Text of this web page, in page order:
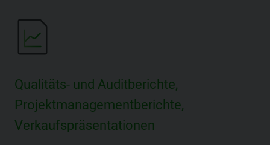
Qualitäts- und Auditberichte,
Projektmanagementberichte,
Verkaufspräsentationen